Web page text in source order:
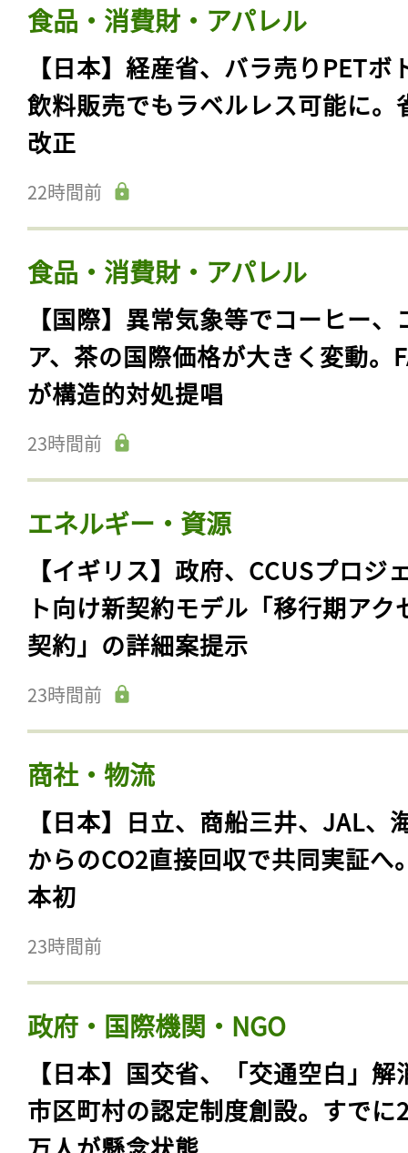
食品・消費財・アパレル
【日本】経産省、バラ売りPETボ
飲料販売でもラベルレス可能に。
改正
22時間前
食品・消費財・アパレル
【国際】異常気象等でコーヒー、
ア、茶の国際価格が大きく変動。
が構造的対処提唱
23時間前
エネルギー・資源
【イギリス】政府、CCUSプロジ
ト向け新契約モデル「移行期アク
契約」の詳細案提示
23時間前
商社・物流
【日本】日立、商船三井、JAL、
からのCO2直接回収で共同実証へ
本初
23時間前
政府・国際機関・NGO
【日本】国交省、「交通空白」解
市区町村の認定制度創設。すでに